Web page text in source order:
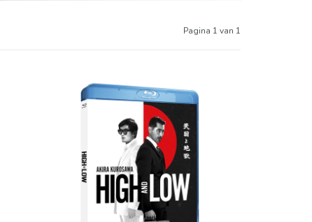
Pagina 1 van 1